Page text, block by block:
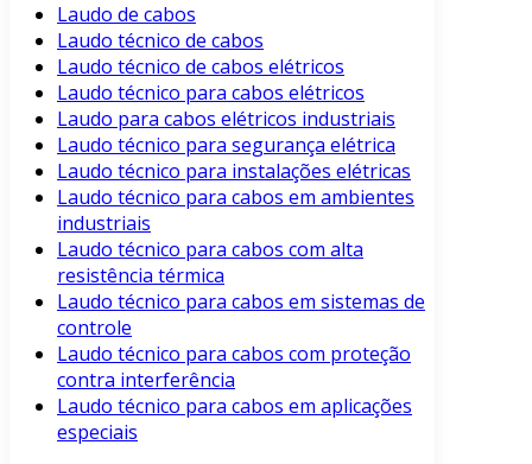
Laudo de cabos
Laudo técnico de cabos
Laudo técnico de cabos elétricos
Laudo técnico para cabos elétricos
Laudo para cabos elétricos industriais
Laudo técnico para segurança elétrica
Laudo técnico para instalações elétricas
Laudo técnico para cabos em ambientes
industriais
Laudo técnico para cabos com alta
resistência térmica
Laudo técnico para cabos em sistemas de
controle
Laudo técnico para cabos com proteção
contra interferência
Laudo técnico para cabos em aplicações
especiais